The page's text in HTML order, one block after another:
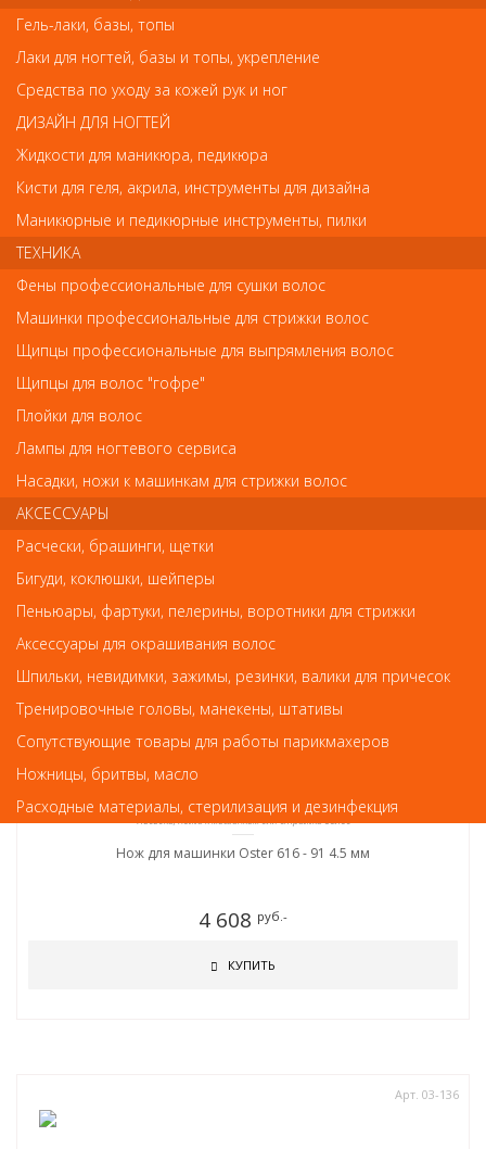
Комментарий
Обратите внимание
Внешний вид товара «Сменный нож Moser 1554-7350 для
машинок серий 1554, 1572, 1573, 1574» может отличаться от
фотографий на сайте. Несовпадение внешнего вида и
комплектности реального товара с фотографиями и описанием
на сайте не является показателем ненадлежащего качества
товара.
Так же советуем посмотреть
Насадки, ножи к машинкам для стрижки волос
Нож для машинки Oster 616 - 91 4.5 мм
4 608 руб.-
КУПИТЬ
Арт. 03-136
Гель-лаки, базы, топы
Лаки для ногтей, базы и топы, укрепление
Средства по уходу за кожей рук и ног
ДИЗАЙН ДЛЯ НОГТЕЙ
Жидкости для маникюра, педикюра
Кисти для геля, акрила, инструменты для дизайна
Маникюрные и педикюрные инструменты, пилки
ТЕХНИКА
Фены профессиональные для сушки волос
Машинки профессиональные для стрижки волос
Щипцы профессиональные для выпрямления волос
Щипцы для волос "гофре"
Плойки для волос
Лампы для ногтевого сервиса
Насадки, ножи к машинкам для стрижки волос
АКСЕССУАРЫ
Расчески, брашинги, щетки
Бигуди, коклюшки, шейперы
Пеньюары, фартуки, пелерины, воротники для стрижки
Аксессуары для окрашивания волос
Шпильки, невидимки, зажимы, резинки, валики для причесок
Тренировочные головы, манекены, штативы
Сопутствующие товары для работы парикмахеров
Ножницы, бритвы, масло
Расходные материалы, стерилизация и дезинфекция